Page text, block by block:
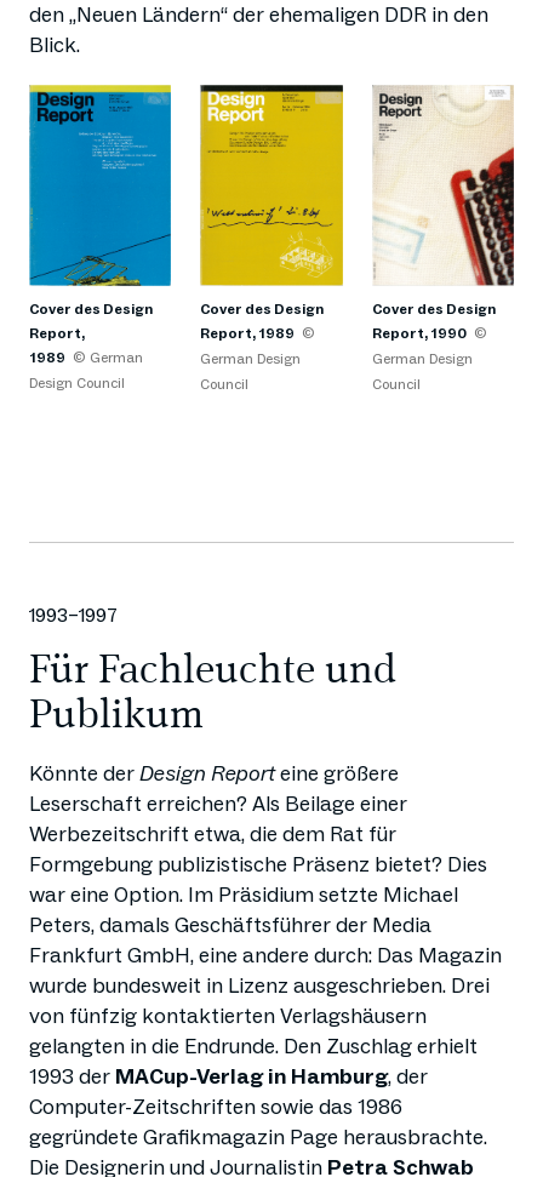
den „Neuen Ländern“ der ehemaligen DDR in den
Blick.
Cover des Design
Report,
1989 © German
Design Council
Cover des Design
Report, 1989 ©
German Design
Council
Cover des Design
Report, 1990 ©
German Design
Council
1993–1997
Für Fachleuchte und
Publikum
Könnte derDesign Reporteine größere
Leserschaft erreichen? Als Beilage einer
Werbezeitschrift etwa, die dem Rat für
Formgebung publizistische Präsenz bietet? Dies
war eine Option. Im Präsidium setzte Michael
Peters, damals Geschäftsführer der Media
Frankfurt GmbH, eine andere durch: Das Magazin
wurde bundesweit in Lizenz ausgeschrieben. Drei
von fünfzig kontaktierten Verlagshäusern
gelangten in die Endrunde. Den Zuschlag erhielt
1993 der MACup-Verlag in Hamburg, der
Computer-Zeitschriften sowie das 1986
gegründete Grafikmagazin Page herausbrachte.
Die Designerin und Journalistin Petra Schwab